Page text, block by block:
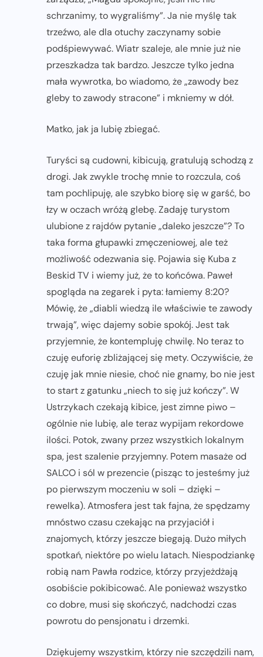
schrzanimy, to wygraliśmy”. Ja nie myślę tak
trzeźwo, ale dla otuchy zaczynamy sobie
podśpiewywać. Wiatr szaleje, ale mnie już nie
przeszkadza tak bardzo. Jeszcze tylko jedna
mała wywrotka, bo wiadomo, że „zawody bez
gleby to zawody stracone” i mkniemy w dół.
Matko, jak ja lubię zbiegać.
Turyści są cudowni, kibicują, gratulują schodzą z
drogi. Jak zwykle trochę mnie to rozczula, coś
tam pochlipuję, ale szybko biorę się w garść, bo
łzy w oczach wróżą glebę. Zadaję turystom
ulubione z rajdów pytanie „daleko jeszcze”? To
taka forma głupawki zmęczeniowej, ale też
możliwość odezwania się. Pojawia się Kuba z
Beskid TV i wiemy już, że to końcówa. Paweł
spogląda na zegarek i pyta: łamiemy 8:20?
Mówię, że „diabli wiedzą ile właściwie te zawody
trwają”, więc dajemy sobie spokój. Jest tak
przyjemnie, że kontempluję chwilę. No teraz to
czuję euforię zbliżającej się mety. Oczywiście, że
czuję jak mnie niesie, choć nie gnamy, bo nie jest
to start z gatunku „niech to się już kończy”. W
Ustrzykach czekają kibice, jest zimne piwo –
ogólnie nie lubię, ale teraz wypijam rekordowe
ilości. Potok, zwany przez wszystkich lokalnym
spa, jest szalenie przyjemny. Potem masaże od
SALCO i sól w prezencie (pisząc to jesteśmy już
po pierwszym moczeniu w soli – dzięki –
rewelka). Atmosfera jest tak fajna, że spędzamy
mnóstwo czasu czekając na przyjaciół i
znajomych, którzy jeszcze biegają. Dużo miłych
spotkań, niektóre po wielu latach. Niespodziankę
robią nam Pawła rodzice, którzy przyjeżdżają
osobiście pokibicować. Ale ponieważ wszystko
co dobre, musi się skończyć, nadchodzi czas
powrotu do pensjonatu i drzemki.
Dziękujemy wszystkim, którzy nie szczędzili nam,